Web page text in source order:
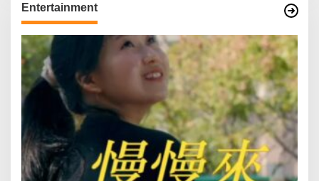
Entertainment